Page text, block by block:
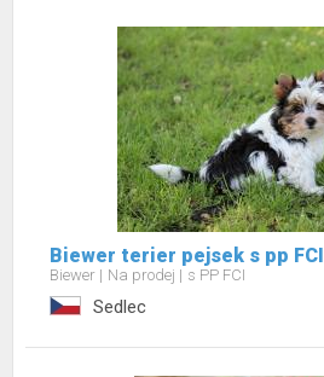
Biewer terier pejsek s pp FCI
Biewer Na prodej s PP FCI
Sedlec